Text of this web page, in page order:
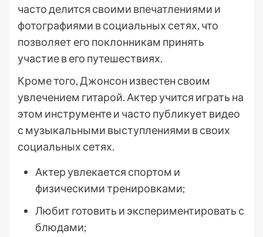
часто делится своими впечатлениями и
фотографиями в социальных сетях, что
позволяет его поклонникам принять
участие в его путешествиях.
Кроме того, Джонсон известен своим
увлечением гитарой. Актер учится играть на
этом инструменте и часто публикует видео
с музыкальными выступлениями в своих
социальных сетях.
Актер увлекается спортом и
физическими тренировками;
Любит готовить и экспериментировать с
блюдами;